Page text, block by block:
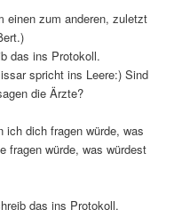
einen zum anderen, zuletzt
das ins Protokoll.
spricht ins Leere:) Sind
die Ärzte?
ich dich fragen würde, was
fragen würde, was würdest
das ins Protokoll.